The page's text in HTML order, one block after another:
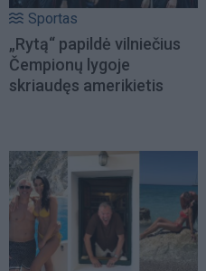
Sportas
„Rytą“ papildė vilniečius
Čempionų lygoje
skriaudęs amerikietis